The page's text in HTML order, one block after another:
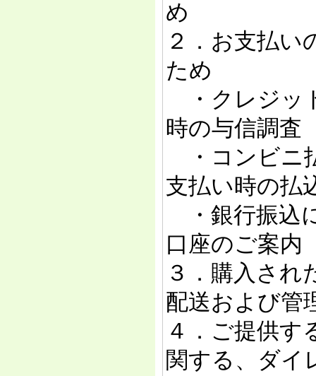
め
２．お支払い
ため
・クレジッ
時の与信調査
・コンビニ
支払い時の払
・銀行振込
口座のご案内
３．購入され
配送および管
４．ご提供す
関する、ダイ